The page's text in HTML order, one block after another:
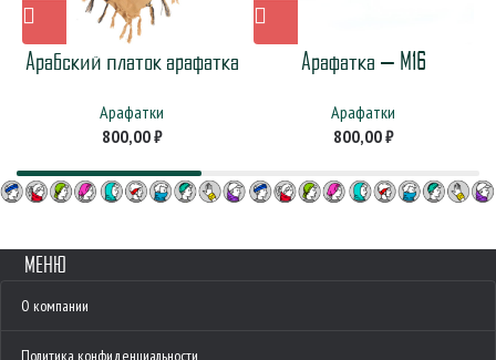
Арабский платок арафатка
Арафатки
800,00₽
Арафатка — M16
Арафатки
800,00₽
МЕНЮ
О компании
Политика конфиденциальности